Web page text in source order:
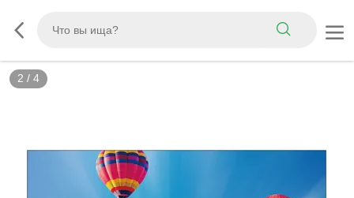
2 / 4